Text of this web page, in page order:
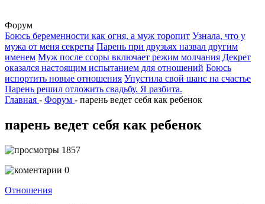
Форум
Боюсь беременности как огня, а муж торопит Узнала, что у
мужа от меня секреты Парень при друзьях назвал другим
именем Муж после ссоры включает режим молчания Декрет
оказался настоящим испытанием для отношений Боюсь
испортить новые отношения Упустила свой шанс на счастье
Парень решил отложить свадьбу. Я разбита.
Главная - Форум - парень ведет себя как ребенок
парень ведет себя как ребенок
1857
0
Отношения